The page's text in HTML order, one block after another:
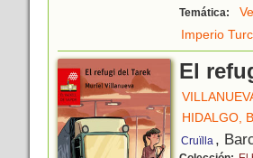
Temática:
Imperio
El
HIDALGO,
Cruïlla ,